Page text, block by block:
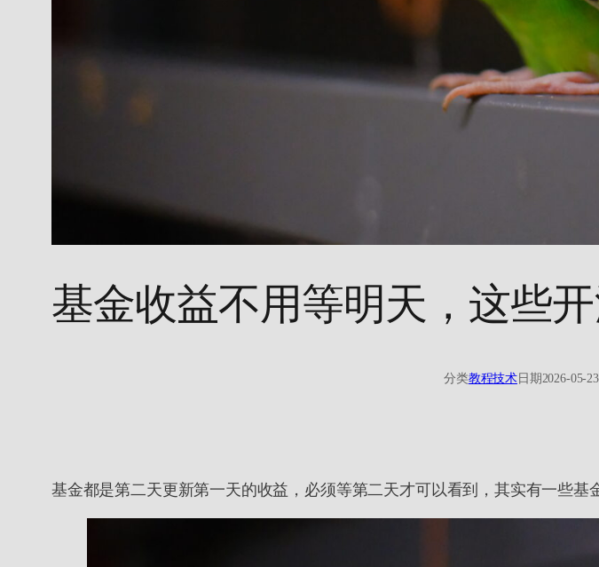
基金收益不用等明天，这些
分类教程技术日期 2026-05-23
基金都是第二天更新第一天的收益，必须等第二天才可以看到，其实有一些基